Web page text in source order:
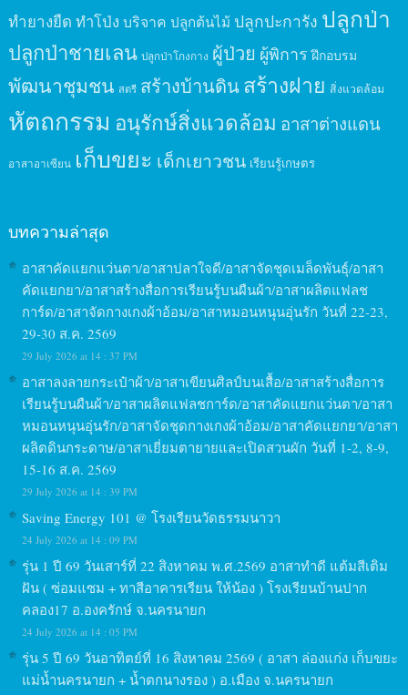
ทำยางยืด ทำโป่ง บริจาค ปลูกต้นไม้ ปลูกปะการัง ปลูกป่า
ปลูกป่าชายเลน ปลูกป่าโกงกาง ผู้ป่วย ผู้พิการ ฝึกอบรม
พัฒนาชุมชน สตรี สร้างบ้านดินสร้างฝาย สิ่งแวดล้อม
หัตถกรรม อนุรักษ์สิ่งแวดล้อม อาสาต่างแดน
อาสาอาเซียน เก็บขยะ เด็กเยาวชน เรียนรู้เกษตร
บทความล่าสุด
อาสาคัดแยกแว่นตา/อาสาปลาใจดี/อาสาจัดชุดเมล็ดพันธุ์/อาสา
คัดแยกยา/อาสาสร้างสื่อการเรียนรู้บนผืนผ้า/อาสาผลิตแฟลช
การ์ด/อาสาจัดกางเกงผ้าอ้อม/อาสาหมอนหนุนอุ่นรัก วันที่ 22-23,
29-30 ส.ค. 2569
29 July 2026 at 14 : 37 PM
อาสาลงลายกระเป๋าผ้า/อาสาเขียนศิลป์บนเสื้อ/อาสาสร้างสื่อการ
เรียนรู้บนผืนผ้า/อาสาผลิตแฟลชการ์ด/อาสาคัดแยกแว่นตา/อาสา
หมอนหนุนอุ่นรัก/อาสาจัดชุดกางเกงผ้าอ้อม/อาสาคัดแยกยา/อาสา
ผลิตดินกระดาษ/อาสาเยี่ยมตายายและเปิดสวนผัก วันที่ 1-2, 8-9,
15-16 ส.ค. 2569
29 July 2026 at 14 : 39 PM
Saving Energy 101 @ โรงเรียนวัดธรรมนาวา
24 July 2026 at 14 : 09 PM
รุ่น 1 ปี 69 วันเสาร์ที่ 22 สิงหาคม พ.ศ.2569 อาสาทำดี แต้มสีเติม
ฝัน ( ซ่อมแซม + ทาสีอาคารเรียน ให้น้อง ) โรงเรียนบ้านปาก
คลอง17 อ.องครักษ์ จ.นครนายก
24 July 2026 at 14 : 05 PM
รุ่น 5 ปี 69 วันอาทิตย์ที่ 16 สิงหาคม 2569 ( อาสา ล่องแก่ง เก็บขยะ
แม่น้ำนครนายก + น้ำตกนางรอง ) อ.เมือง จ.นครนายก